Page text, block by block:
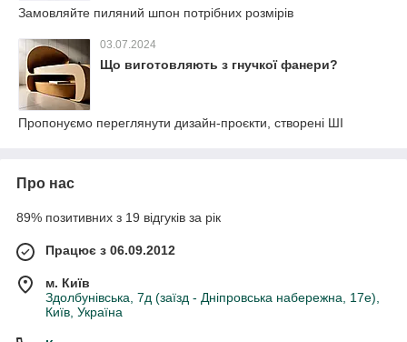
Замовляйте пиляний шпон потрібних розмірів
03.07.2024
Що виготовляють з гнучкої фанери?
Пропонуємо переглянути дизайн-проєкти, створені ШІ
Про нас
89% позитивних з 19 відгуків за рік
Працює з 06.09.2012
м. Київ
Здолбунівська, 7д (заїзд - Дніпровська набережна, 17е),
Київ, Україна